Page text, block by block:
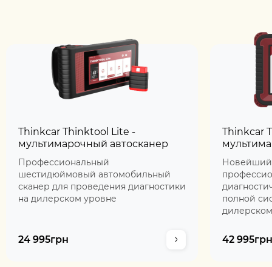
Thinkcar Thinktool Lite -
мультимарочный автосканер
Профессиональный
шестидюймовый автомобильный
сканер для проведения диагностики
на дилерском уровне
24 995грн
Thinkcar
полной
42 995грн